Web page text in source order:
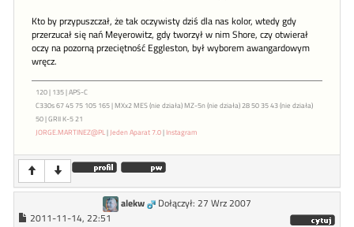
Kto by przypuszczał, że tak oczywisty dziś dla nas kolor, wtedy gdy
przerzucał się nań Meyerowitz, gdy tworzył w nim Shore, czy otwierał
oczy na pozorną przeciętność Eggleston, był wyborem awangardowym
wręcz.
120 | 135 | APS-C
C330s 67 45 75 105 165 | MXx2 MES (nie działa) MZ-5n (nie działa) 28 50 35 43 (nie działa)
50 | GRII K-5 21
JORGE.MARTINEZ@PL| Jeden Aparat 7.0|Instagram
alekw
Dołączył: 27 Wrz 2007
2011-11-14, 22:51